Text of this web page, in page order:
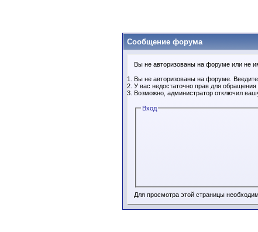
Сообщение форума
Вы не авторизованы на форуме или не
Вы не авторизованы на форуме.
У вас недостаточно прав для
Возможно, администратор отключил
Вход
Для просмотра этой страницы